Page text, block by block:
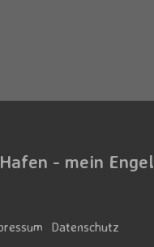
- mein Engel
Datenschutz